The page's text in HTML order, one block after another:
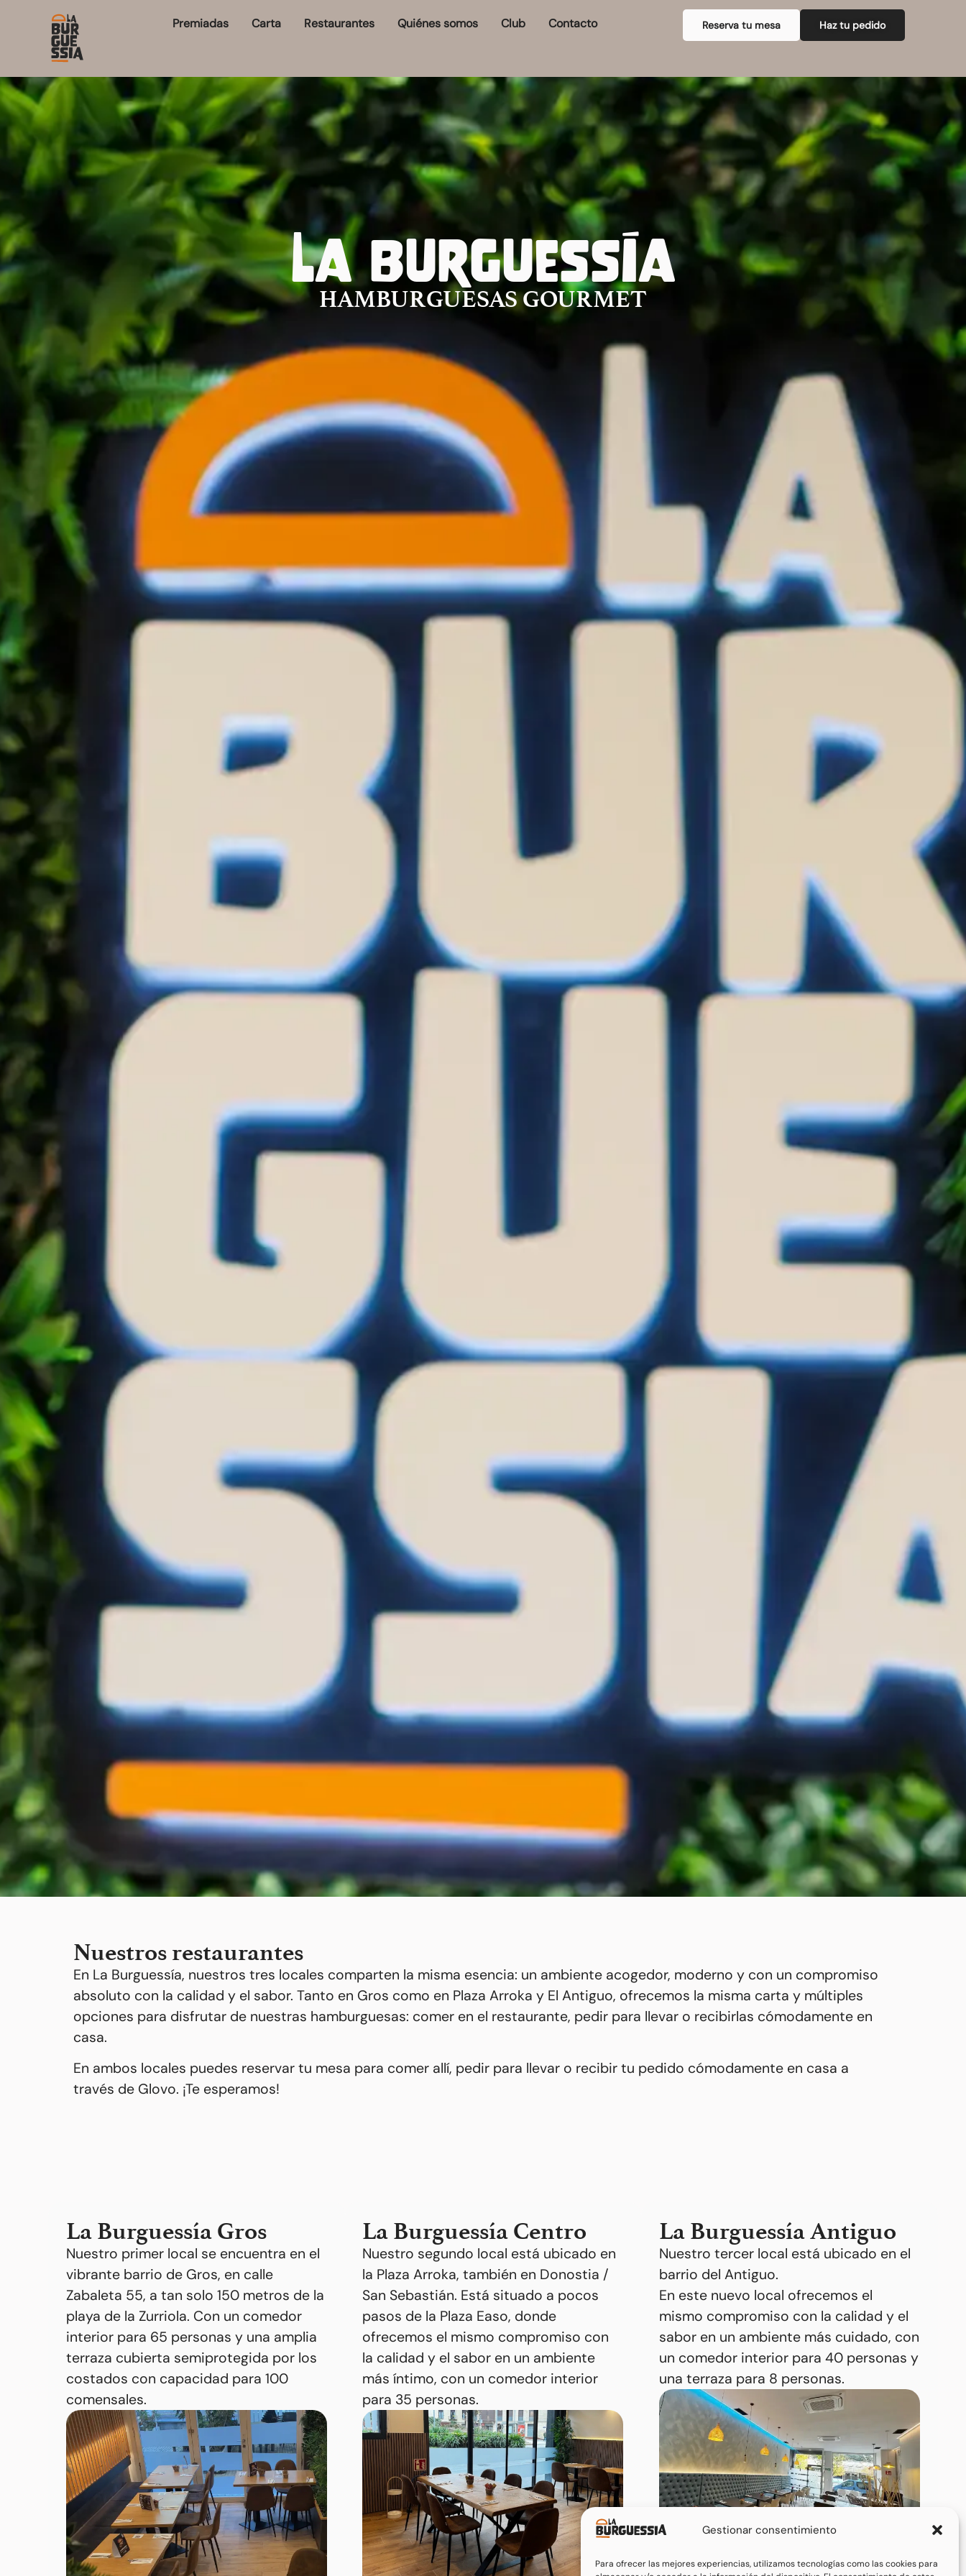
Gestionar consentimiento
Para ofrecer las mejores experiencias, utilizamos tecnologías como las cookies para
Premiadas Carta Restaurantes Quiénes somos Club Contacto Reserva tu mesa Haz tu pedido
La Burguessía
HAMBURGUESAS GOURMET
Nuestros restaurantes
En La Burguessía, nuestros tres locales comparten la misma esencia: un ambiente acogedor, moderno y con un compromiso
absoluto con la calidad y el sabor. Tanto en Gros como en Plaza Arroka y El Antiguo, ofrecemos la misma carta y múltiples
opciones para disfrutar de nuestras hamburguesas: comer en el restaurante, pedir para llevar o recibirlas cómodamente en
casa.
En ambos locales puedes reservar tu mesa para comer allí, pedir para llevar o recibir tu pedido cómodamente en casa a
través de Glovo. ¡Te esperamos!
La Burguessía Gros
Nuestro primer local se encuentra en el
vibrante barrio de Gros, en calle
Zabaleta 55, a tan solo 150 metros de la
playa de la Zurriola. Con un comedor
interior para 65 personas y una amplia
terraza cubierta semiprotegida por los
costados con capacidad para 100
comensales.
La Burguessía Centro
Nuestro segundo local está ubicado en
la Plaza Arroka, también en Donostia /
San Sebastián. Está situado a pocos
pasos de la Plaza Easo, donde
ofrecemos el mismo compromiso con
la calidad y el sabor en un ambiente
más íntimo, con un comedor interior
para 35 personas.
La Burguessía Antiguo
Nuestro tercer local está ubicado en el
barrio del Antiguo.
En este nuevo local ofrecemos el
mismo compromiso con la calidad y el
sabor en un ambiente más cuidado, con
un comedor interior para 40 personas y
una terraza para 8 personas.